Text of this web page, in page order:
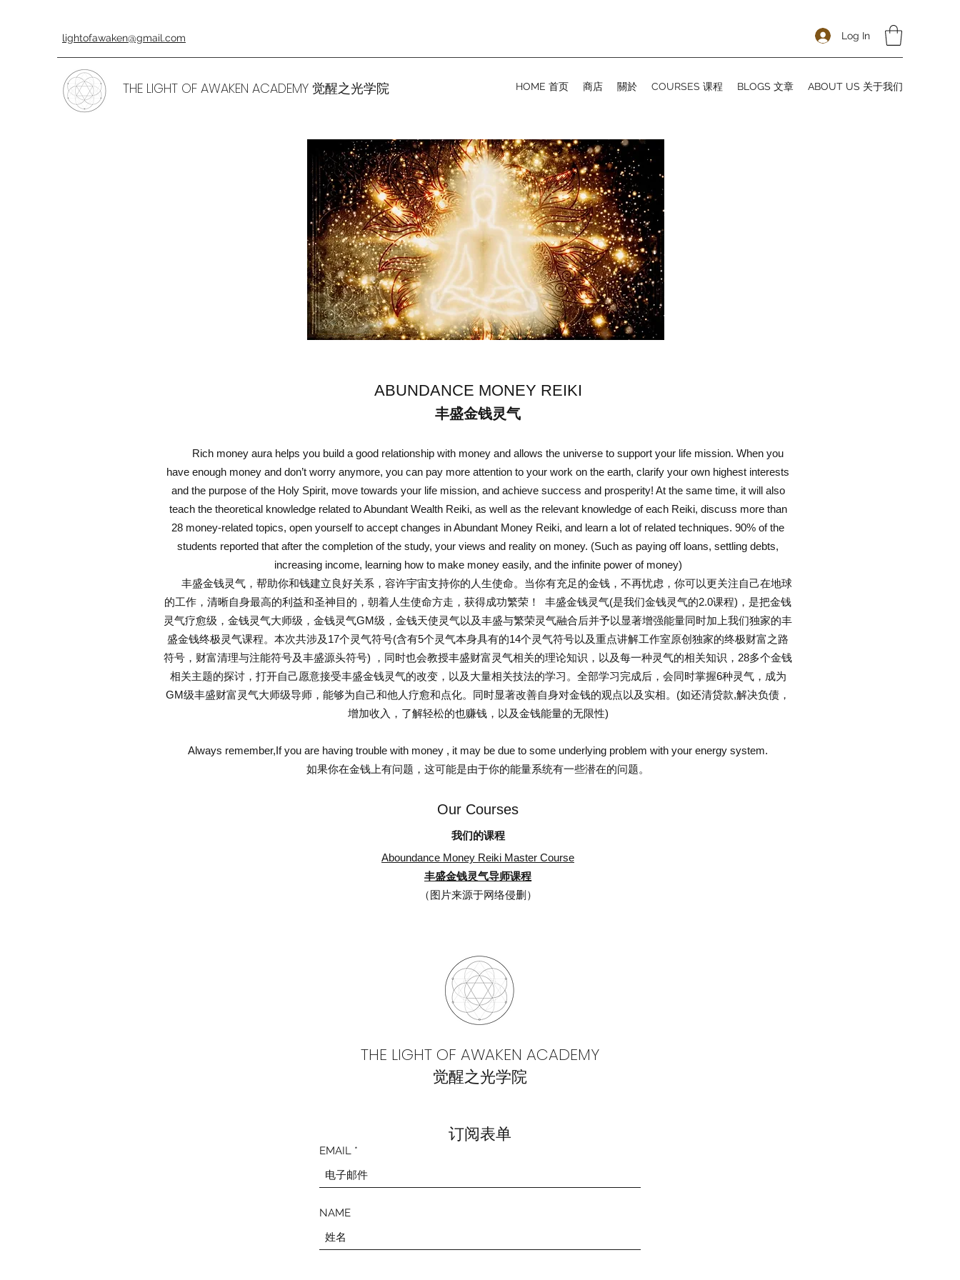
lightofawaken@gmail.com Log In
THE LIGHT OF AWAKEN ACADEMY 觉醒之光学院 HOME 首页 商店 關於 COURSES 课程 BLOGS 文章 ABOUT US 关于我们
ABUNDANCE MONEY REIKI
丰盛金钱灵气
Rich money aura helps you build a good relationship with money and allows the universe to support your life mission. When you
have enough money and don’t worry anymore, you can pay more attention to your work on the earth, clarify your own highest interests
and the purpose of the Holy Spirit, move towards your life mission, and achieve success and prosperity! At the same time, it will also
teach the theoretical knowledge related to Abundant Wealth Reiki, as well as the relevant knowledge of each Reiki, discuss more than
28 money-related topics, open yourself to accept changes in Abundant Money Reiki, and learn a lot of related techniques. 90% of the
students reported that after the completion of the study, your views and reality on money. (Such as paying off loans, settling debts,
increasing income, learning how to make money easily, and the infinite power of money)
丰盛金钱灵气，帮助你和钱建立良好关系，容许宇宙支持你的人生使命。当你有充足的金钱，不再忧虑，你可以更关注自己在地球
的工作，清晰自身最高的利益和圣神目的，朝着人生使命方走，获得成功繁荣！ 丰盛金钱灵气(是我们金钱灵气的2.0课程)，是把金钱
灵气疗愈级，金钱灵气大师级，金钱灵气GM级，金钱天使灵气以及丰盛与繁荣灵气融合后并予以显著增强能量同时加上我们独家的丰
盛金钱终极灵气课程。本次共涉及17个灵气符号(含有5个灵气本身具有的14个灵气符号以及重点讲解工作室原创独家的终极财富之路
符号，财富清理与注能符号及丰盛源头符号) ，同时也会教授丰盛财富灵气相关的理论知识，以及每一种灵气的相关知识，28多个金钱
相关主题的探讨，打开自己愿意接受丰盛金钱灵气的改变，以及大量相关技法的学习。全部学习完成后，会同时掌握6种灵气，成为
GM级丰盛财富灵气大师级导师，能够为自己和他人疗愈和点化。同时显著改善自身对金钱的观点以及实相。(如还清贷款,解决负债，
增加收入，了解轻松的也赚钱，以及金钱能量的无限性)
Always remember,If you are having trouble with money , it may be due to some underlying problem with your energy system.
如果你在金钱上有问题，这可能是由于你的能量系统有一些潜在的问题。
Our Courses
我们的课程
Aboundance Money Reiki Master Course
丰盛金钱灵气导师课程
（图片来源于网络侵删）
THE LIGHT OF AWAKEN ACADEMY
觉醒之光学院
​订阅表单
EMAIL
NAME